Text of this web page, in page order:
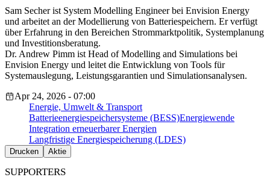
Sam Secher ist System Modelling Engineer bei Envision Energy
und arbeitet an der Modellierung von Batteriespeichern. Er verfügt
über Erfahrung in den Bereichen Strommarktpolitik, Systemplanung
und Investitionsberatung.
Dr. Andrew Pimm ist Head of Modelling and Simulations bei
Envision Energy und leitet die Entwicklung von Tools für
Systemauslegung, Leistungsgarantien und Simulationsanalysen.
Apr 24, 2026 - 07:00
Energie, Umwelt & Transport
Batterieenergiespeichersysteme (BESS)Energiewende
Integration erneuerbarer Energien
Langfristige Energiespeicherung (LDES)
Drucken Aktie
SUPPORTERS